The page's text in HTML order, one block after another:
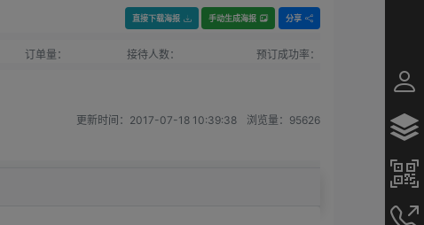
直接下载海报 手动生成海报 分享
订单量： 接待人数： 预订成功率：
更新时间： 2017-07-18 10:39:38 浏览量： 95626